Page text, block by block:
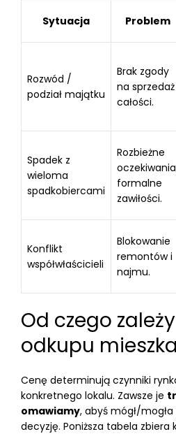
Sytuacja Problem
Rozwód /
podział majątku
Brak zgody
na sprzedaż
całości.
Spadek z
wieloma
spadkobiercami
Rozbieżne
formalne
zawiłości.
Konflikt
współwłaścicieli
Blokowanie
remontów i
najmu.
Od czego
odkupu
Cenę determinują czynniki
konkretnego lokalu. Zawsze je
omawiamy, abyś mógł/
decyzję. Poniższa tabela